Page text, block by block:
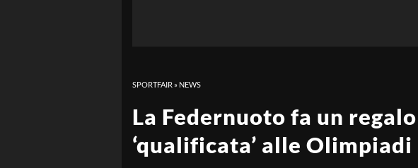
SPORTFAIR » NEWS
La Federnuoto fa un
‘qualificata’ alle Olimpiadi